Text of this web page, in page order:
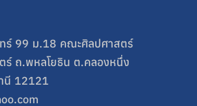
ร์ 99 ม.18 คณะศิลปศาสตร์
ร์ ถ.พหลโยธิน ต.คลองหนึ่ง
นี 12121